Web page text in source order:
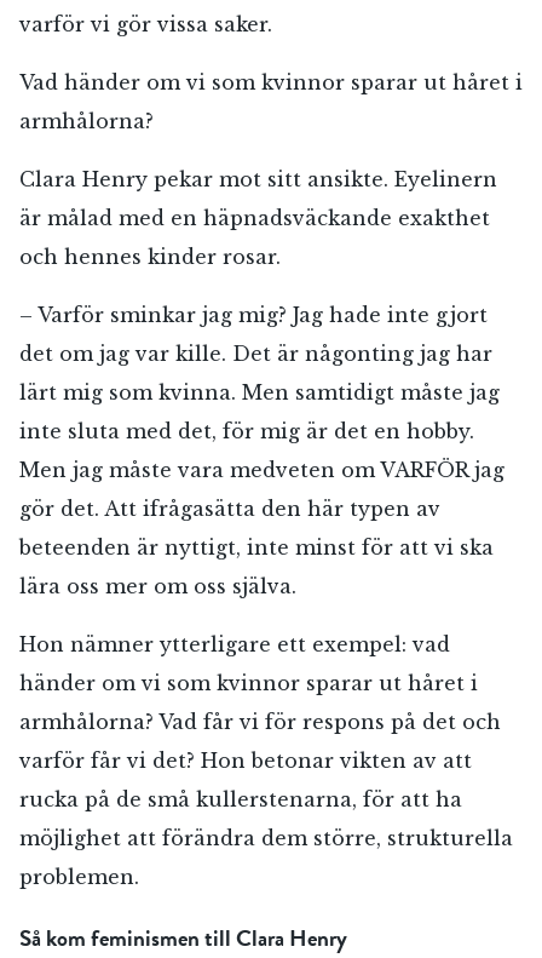
varför vi gör vissa saker.
Vad händer om vi som kvinnor sparar ut håret i
armhålorna?
Clara Henry pekar mot sitt ansikte. Eyelinern
är målad med en häpnadsväckande exakthet
och hennes kinder rosar.
– Varför sminkar jag mig? Jag hade inte gjort
det om jag var kille. Det är någonting jag har
lärt mig som kvinna. Men samtidigt måste jag
inte sluta med det, för mig är det en hobby.
Men jag måste vara medveten om VARFÖR jag
gör det. Att ifrågasätta den här typen av
beteenden är nyttigt, inte minst för att vi ska
lära oss mer om oss själva.
Hon nämner ytterligare ett exempel: vad
händer om vi som kvinnor sparar ut håret i
armhålorna? Vad får vi för respons på det och
varför får vi det? Hon betonar vikten av att
rucka på de små kullerstenarna, för att ha
möjlighet att förändra dem större, strukturella
problemen.
Så kom feminismen till Clara Henry